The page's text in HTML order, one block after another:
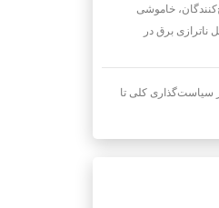
خاموشی
ناترازی برق در
سیاست‌گذاری کلی تا